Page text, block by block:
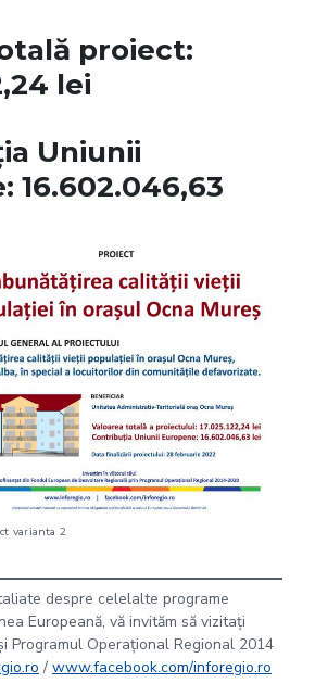
proiect:
lei
Uniunii
16.602.046,63
varianta 2
despre celelalte programe
Europeană, vă invităm să vizitați
Programul Operațional Regional 2014
/ www.facebook.com/inforegio.ro